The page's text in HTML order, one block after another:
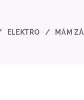
ELEKTRO MÁM